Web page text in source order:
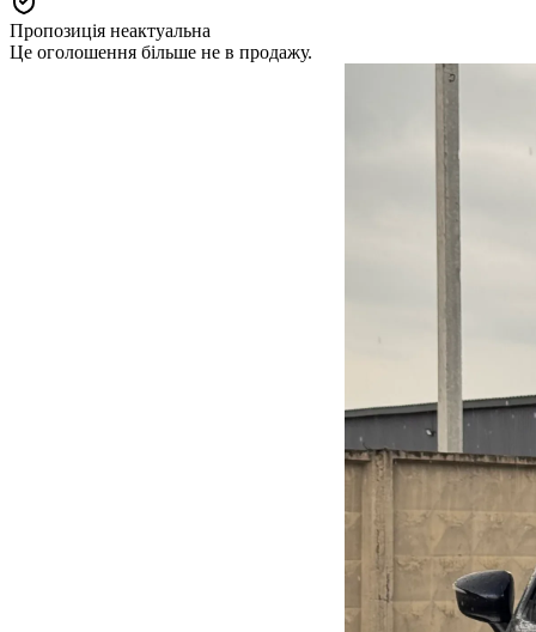
Пропозиція неактуальна
Це оголошення більше не в продажу.